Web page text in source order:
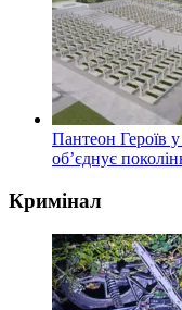
Пантеон Героїв
об’єднує
Кримінал